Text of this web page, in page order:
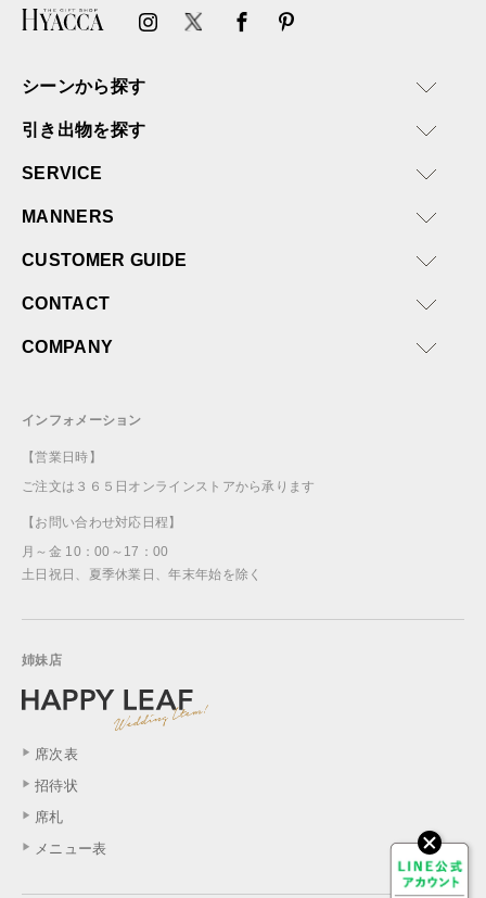
シーンから探す
引き出物を探す
SERVICE
MANNERS
CUSTOMER GUIDE
CONTACT
COMPANY
インフォメーション
【営業日時】
ご注文は３６５日オンラインストアから承ります
【お問い合わせ対応日程】
月～金 10：00～17：00
土日祝日、夏季休業日、年末年始を除く
姉妹店
席次表
招待状
席札
メニュー表